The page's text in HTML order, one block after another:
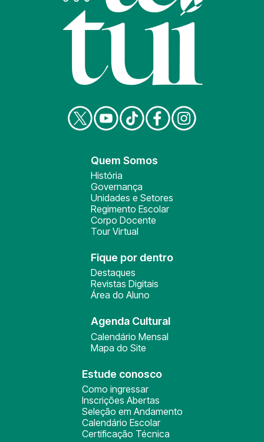
Quem Somos
História
Governança
Unidades e Setores
Regimento Escolar
Corpo Docente
Tour Virtual
Fique por dentro
Destaques
Revistas Digitais
Área do Aluno
Agenda Cultural
Calendário Mensal
Mapa do Site
Estude conosco
Como ingressar
Inscrições Abertas
Seleção em Andamento
Calendário Escolar
Certificação Técnica